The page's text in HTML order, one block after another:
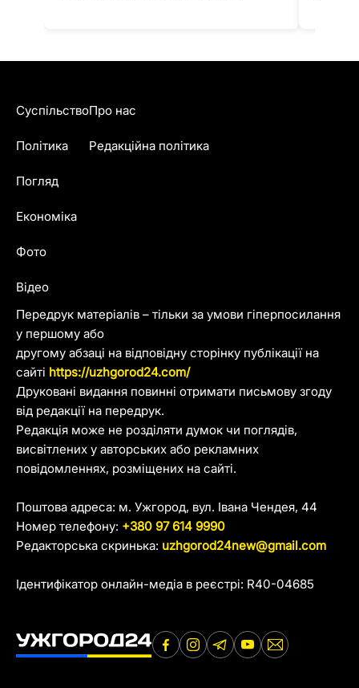
Передрук матеріалів – тільки за умови гіперпосилання
у першому або
другому абзаці на відповідну сторінку публікації на
сайті https://uzhgorod24.com/
Друковані видання повинні отримати письмову згоду
від редакції на передрук.
Редакція може не розділяти думок чи поглядів,
висвітлених у авторських або рекламних
повідомленнях, розміщених на сайті.
Поштова адреса: м. Ужгород, вул. Івана Чендея, 44
Номер телефону: +380 97 614 9990
Редакторська скринька: uzhgorod24new@gmail.com
Ідентифікатор онлайн-медіа в реєстрі: R40-04685
Суспільство
Політика
Погляд
Економіка
Фото
Відео
Про нас
Редакційна політика